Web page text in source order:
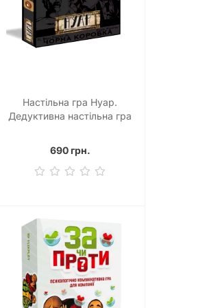
Настільна гра Нуар.
Дедуктивна настільна гра
690 грн.